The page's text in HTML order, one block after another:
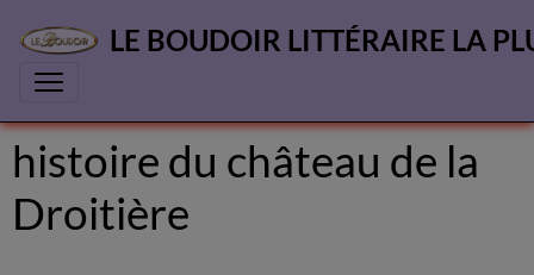
LE BOUDOIR LITTÉRAIRE LA
histoire du château de la
Droitière